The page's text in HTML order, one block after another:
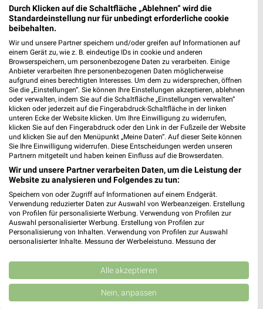
Auf dem Barl
56856 Zell
Heute 09:00 - 20:00 Uhr |
Öffnet in 9 Min.
514,89 km
hagebaumarkt Ransbach-Baumbach
Haselstr. 29
56235 Ransbach-Baumbach
Heute 08:30 - 18:30 Uhr | Geöffnet
454,62 km
toom Baumarkt Bingen
Schultheiß-Kollei-Straße 11-17
55411 Bingen
Heute 08:00 - 20:00 Uhr | Geöffnet
OBI Montabaur
Am Alten Galgen 2
Durch Klicken auf die Schaltfläche „Ablehnen“ wird die
Standardeinstellung nur für unbedingt erforderliche cookie
beibehalten.
Wir und unsere Partner speichern und/oder greifen auf Informationen auf
einem Gerät zu, wie z. B. eindeutige IDs in cookie und anderen
Browserspeichern, um personenbezogene Daten zu verarbeiten. Einige
Anbieter verarbeiten Ihre personenbezogenen Daten möglicherweise
aufgrund eines berechtigten Interesses. Um dem zu widersprechen, öffnen
Sie die „Einstellungen“. Sie können Ihre Einstellungen akzeptieren, ablehnen
oder verwalten, indem Sie auf die Schaltfläche „Einstellungen verwalten“
klicken oder jederzeit auf die Fingerabdruck-Schaltfläche in der linken
unteren Ecke der Website klicken. Um Ihre Einwilligung zu widerrufen,
klicken Sie auf den Fingerabdruck oder den Link in der Fußzeile der Website
und klicken Sie auf den Menüpunkt „Meine Daten“. Auf dieser Seite können
Sie Ihre Einwilligung widerrufen. Diese Entscheidungen werden unseren
Partnern mitgeteilt und haben keinen Einfluss auf die Browserdaten.
Wir und unsere Partner verarbeiten Daten, um die Leistung der
Website zu analysieren und Folgendes zu tun:
Speichern von oder Zugriff auf Informationen auf einem Endgerät.
Verwendung reduzierter Daten zur Auswahl von Werbeanzeigen. Erstellung
von Profilen für personalisierte Werbung. Verwendung von Profilen zur
Auswahl personalisierter Werbung. Erstellung von Profilen zur
Personalisierung von Inhalten. Verwendung von Profilen zur Auswahl
personalisierter Inhalte. Messung der Werbeleistung. Messung der
Kombinationen von Daten aus verschiedenen Quellen. Entwicklung und
Verbesserung der Angebote. Verwendung reduzierter Daten zur Auswahl
von Inhalten.
Daten können außerhalb der Europäischen Union weitergegeben und in die
USA gesendet werden.
Alle akzeptieren
Nein, anpassen